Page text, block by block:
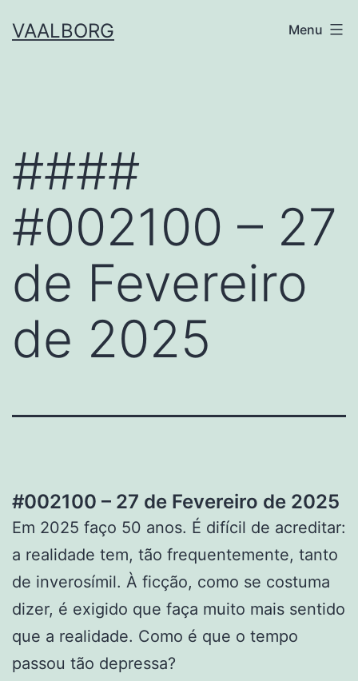
toVAALBORG Menu
####
#002100 – 27
de Fevereiro
de 2025
#002100 – 27 de Fevereiro de 2025
Em 2025 faço 50 anos. É difícil de acreditar:
a realidade tem, tão frequentemente, tanto
de inverosímil. À ficção, como se costuma
dizer, é exigido que faça muito mais sentido
que a realidade. Como é que o tempo
passou tão depressa?